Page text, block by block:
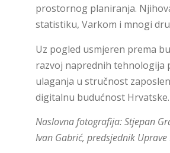
prostornog planiranja.
statistiku, Varkom i mnogi
Uz pogled usmjeren prema
razvoj naprednih tehnologija
ulaganja u stručnost
digitalnu budućnost Hrvatske.
Naslovna fotografija:Stjepan
Ivan Gabrić, predsjednik Uprave